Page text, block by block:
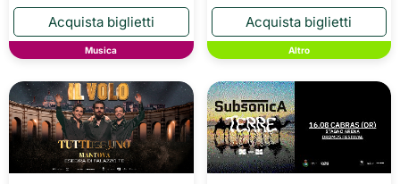
Musica Altro